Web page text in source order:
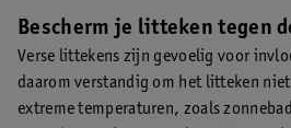
Bescherm je litteken tegen
Verse littekens zijn gevoelig voor
daarom verstandig om het litteken
extreme temperaturen, zoals